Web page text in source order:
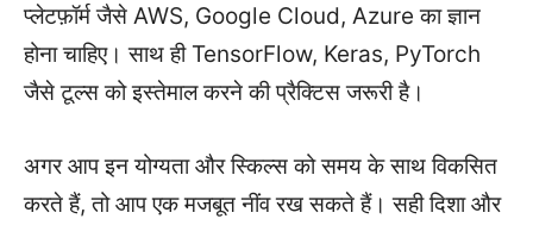
प्लेटफ़ॉर्म जैसे AWS, Google Cloud, Azure का ज्ञान
होना चाहिए। साथ ही TensorFlow, Keras, PyTorch
जैसे टूल्स को इस्तेमाल करने की प्रैक्टिस जरूरी है।
अगर आप इन योग्यता और स्किल्स को समय के साथ विकसित
करते हैं, तो आप एक मजबूत नींव रख सकते हैं। सही दिशा और